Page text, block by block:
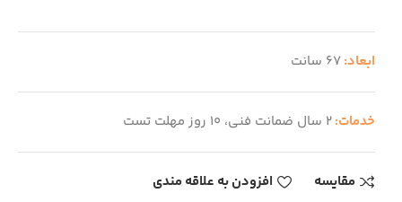
ابعاد:67 سانت
خدمات:2 سال ضمانت فنی، 10 روز مهلت تست
مقایسه افزودن به علاقه مندی